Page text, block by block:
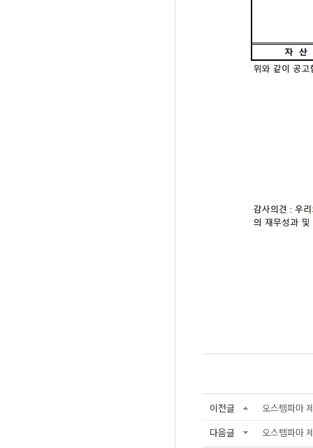
이전글
오스템파마
다음글
오스템파마